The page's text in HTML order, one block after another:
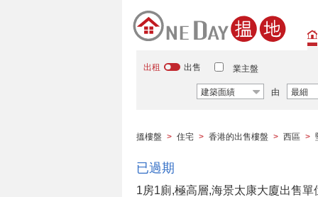
出租 出售 業主盤
建築面績 由 最細
搵樓盤 > 住宅 > 香港的出售樓盤 > 西區 >
已過期
1房1廁,極高層,海景太康大廈出售單